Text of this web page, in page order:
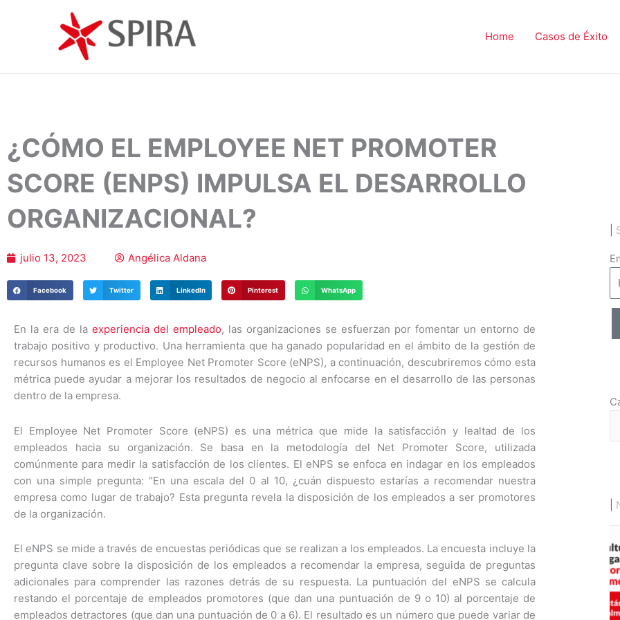
Home Casos de Éxito
¿CÓMO EL EMPLOYEE NET PROMOTER
SCORE (ENPS) IMPULSA EL DESARROLLO
ORGANIZACIONAL?
julio 13, 2023 Angélica Aldana
Facebook Twitter LinkedIn Pinterest WhatsApp
En la era de la experiencia del empleado, las organizaciones se esfuerzan por fomentar un entorno de
trabajo positivo y productivo. Una herramienta que ha ganado popularidad en el ámbito de la gestión de
recursos humanos es el Employee Net Promoter Score (eNPS), a continuación, descubriremos cómo esta
métrica puede ayudar a mejorar los resultados de negocio al enfocarse en el desarrollo de las personas
dentro de la empresa.
El Employee Net Promoter Score (eNPS) es una métrica que mide la satisfacción y lealtad de los
empleados hacia su organización. Se basa en la metodología del Net Promoter Score, utilizada
comúnmente para medir la satisfacción de los clientes. El eNPS se enfoca en indagar en los empleados
con una simple pregunta: “En una escala del 0 al 10, ¿cuán dispuesto estarías a recomendar nuestra
empresa como lugar de trabajo? Esta pregunta revela la disposición de los empleados a ser promotores
de la organización.
El eNPS se mide a través de encuestas periódicas que se realizan a los empleados. La encuesta incluye la
pregunta clave sobre la disposición de los empleados a recomendar la empresa, seguida de preguntas
adicionales para comprender las razones detrás de su respuesta. La puntuación del eNPS se calcula
restando el porcentaje de empleados promotores (que dan una puntuación de 9 o 10) al porcentaje de
empleados detractores (que dan una puntuación de 0 a 6). El resultado es un número que puede variar de